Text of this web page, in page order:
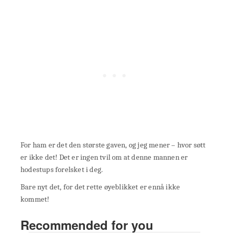
For ham er det den største gaven, og jeg mener – hvor søtt
er ikke det! Det er ingen tvil om at denne mannen er
hodestups forelsket i deg.
Bare nyt det, for det rette øyeblikket er ennå ikke
kommet!
Recommended for you